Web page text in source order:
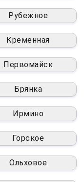
Рубежное
Кременная
Первомайск
Брянка
Ирмино
Горское
Ольховое